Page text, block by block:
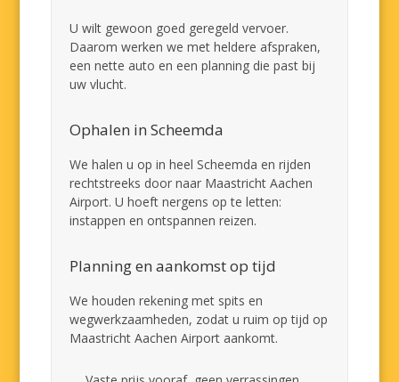
U wilt gewoon goed geregeld vervoer.
Daarom werken we met heldere afspraken,
een nette auto en een planning die past bij
uw vlucht.
Ophalen in Scheemda
We halen u op in heel Scheemda en rijden
rechtstreeks door naar Maastricht Aachen
Airport. U hoeft nergens op te letten:
instappen en ontspannen reizen.
Planning en aankomst op tijd
We houden rekening met spits en
wegwerkzaamheden, zodat u ruim op tijd op
Maastricht Aachen Airport aankomt.